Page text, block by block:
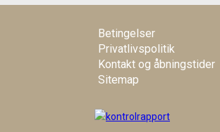
Betingelser
Privatlivspolitik
Kontakt og åbningstider
Sitemap